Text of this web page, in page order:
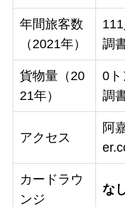
年間旅客数
（2021年）
調
貨物量（20
21年）
0ト
調
アクセス
阿
カードラウ
ンジ
な